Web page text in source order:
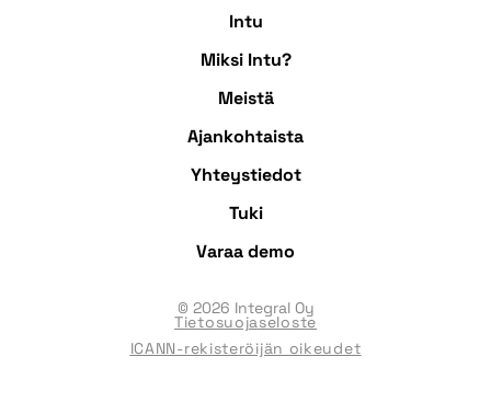
Intu
Miksi Intu?
Meistä
Ajankohtaista
Yhteystiedot
Tuki
Varaa demo
© 2026 Integral Oy
Tietosuojaseloste
ICANN-rekisteröijän oikeudet